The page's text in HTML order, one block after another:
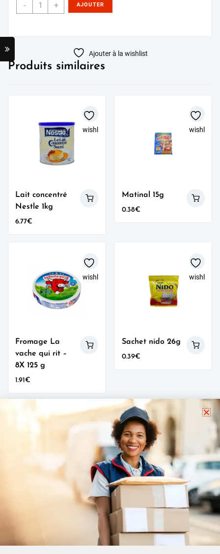
- + AJOUTER
Ajouter à la wishlist
Produits similaires
wishlist
Lait concentré
Nestle 1kg
6.77€
wishlist
Matinal 15g
0.38€
wishlist
Fromage La
vache qui rit –
8X 125 g
1.91€
wishlist
Sachet nido 26g
0.39€